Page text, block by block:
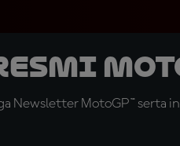
Newsletter MotoGP™ serta